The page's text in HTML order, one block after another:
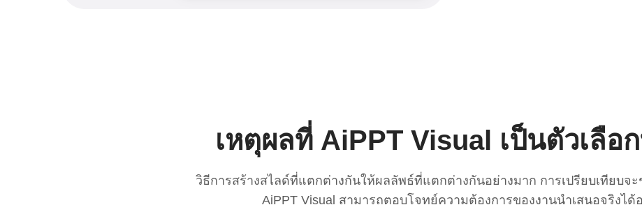
เหตุผลที่ AiPPT Visual เป็นตัวเลือ
วิธีการสร้างสไลด์ที่แตกต่างกันให้ผลลัพธ์ที่แตกต่างกันอย่างมาก การเปรียบเทียบจ
AiPPT Visual สามารถตอบโจทย์ความต้องการของงานนำเสนอจริงได้